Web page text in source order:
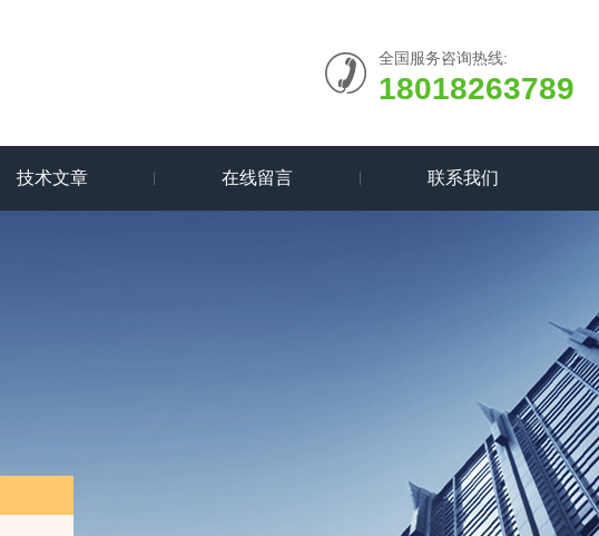
全国服务咨询热线:
18018263789
技术文章 在线留言 联系我们